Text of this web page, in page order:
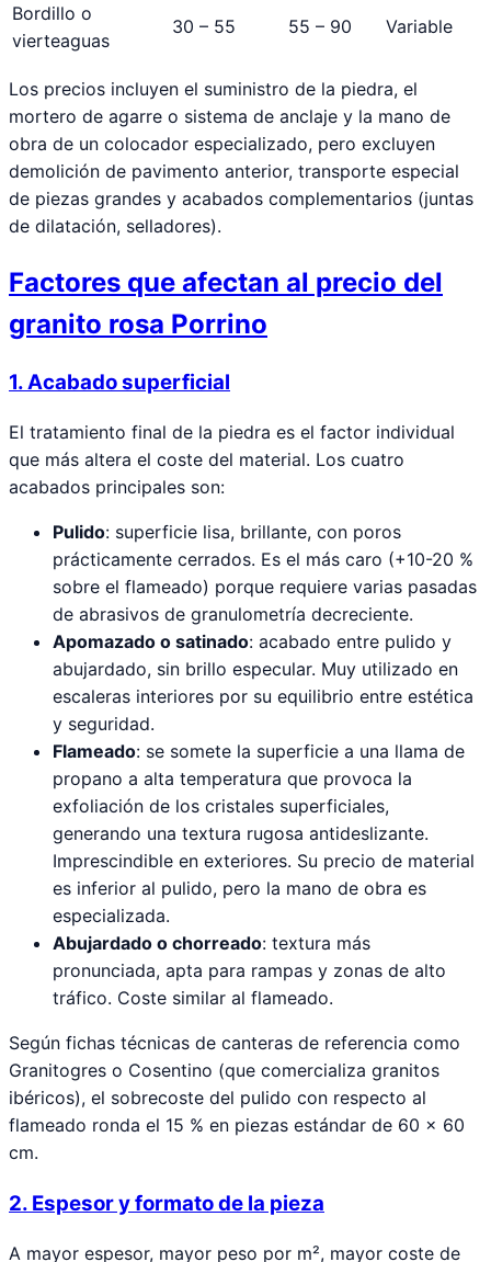
Bordillo o
vierteaguas
30 – 55 55 – 90 Variable
Los precios incluyen el suministro de la piedra, el
mortero de agarre o sistema de anclaje y la mano de
obra de un colocador especializado, pero excluyen
demolición de pavimento anterior, transporte especial
de piezas grandes y acabados complementarios (juntas
de dilatación, selladores).
Factores que afectan al precio del
granito rosa Porrino
1. Acabado superficial
El tratamiento final de la piedra es el factor individual
que más altera el coste del material. Los cuatro
acabados principales son:
Pulido: superficie lisa, brillante, con poros
prácticamente cerrados. Es el más caro (+10-20 %
sobre el flameado) porque requiere varias pasadas
de abrasivos de granulometría decreciente.
Apomazado o satinado: acabado entre pulido y
abujardado, sin brillo especular. Muy utilizado en
escaleras interiores por su equilibrio entre estética
y seguridad.
Flameado: se somete la superficie a una llama de
propano a alta temperatura que provoca la
exfoliación de los cristales superficiales,
generando una textura rugosa antideslizante.
Imprescindible en exteriores. Su precio de material
es inferior al pulido, pero la mano de obra es
especializada.
Abujardado o chorreado: textura más
pronunciada, apta para rampas y zonas de alto
tráfico. Coste similar al flameado.
Según fichas técnicas de canteras de referencia como
Granitogres o Cosentino (que comercializa granitos
ibéricos), el sobrecoste del pulido con respecto al
flameado ronda el 15 % en piezas estándar de 60 × 60
cm.
2. Espesor y formato de la pieza
A mayor espesor, mayor peso por m², mayor coste de